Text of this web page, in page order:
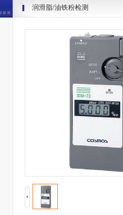
润滑脂/油铁粉检测